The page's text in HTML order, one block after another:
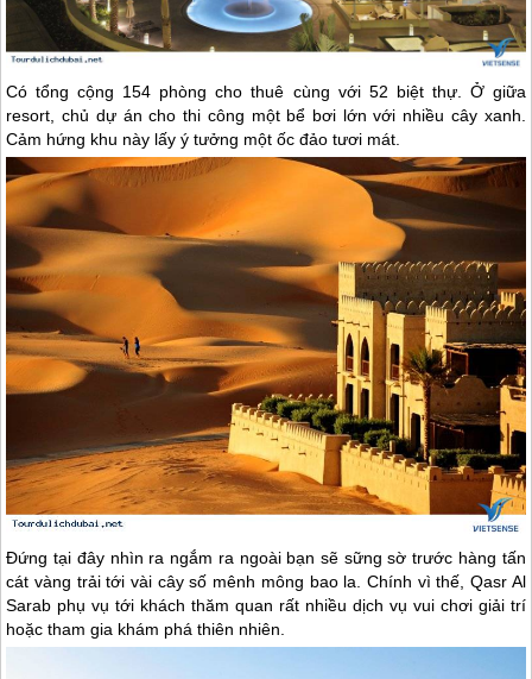
Có tổng cộng 154 phòng cho thuê cùng với 52 biệt thự. Ở giữa
resort, chủ dự án cho thi công một bể bơi lớn với nhiều cây xanh.
Cảm hứng khu này lấy ý tưởng một ốc đảo tươi mát.
Đứng tại đây nhìn ra ngắm ra ngoài bạn sẽ sững sờ trước hàng tấn
cát vàng trải tới vài cây số mênh mông bao la. Chính vì thế, Qasr Al
Sarab phụ vụ tới khách thăm quan rất nhiều dịch vụ vui chơi giải trí
hoặc tham gia khám phá thiên nhiên.